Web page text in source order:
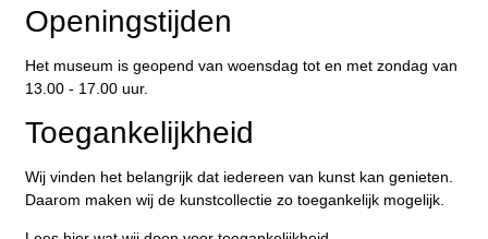
Openingstijden
Het museum is geopend van woensdag tot en met zondag van
13.00 - 17.00 uur.
Toegankelijkheid
Wij vinden het belangrijk dat iedereen van kunst kan genieten.
Daarom maken wij de kunstcollectie zo toegankelijk mogelijk.